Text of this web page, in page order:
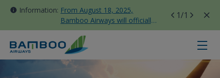
Information: From August 18, 2025,
Bamboo Airways will officially
move all domestic flights to
Tan Son Nhat Terminal T3
1/1
税费和附加费 - Bamboo Airways